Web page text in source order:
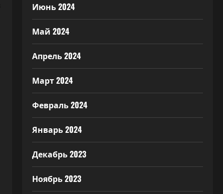
Июнь 2024
Май 2024
Апрель 2024
Март 2024
Февраль 2024
Январь 2024
Декабрь 2023
Ноябрь 2023